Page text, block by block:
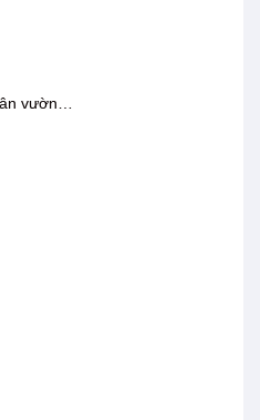
vườn…